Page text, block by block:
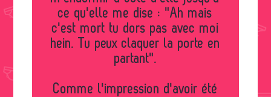
ce qu'elle me dise : "Ah mais
c'est mort tu dors pas avec moi
hein. Tu peux claquer la porte en
partant".
Comme l'impression d'avoir été